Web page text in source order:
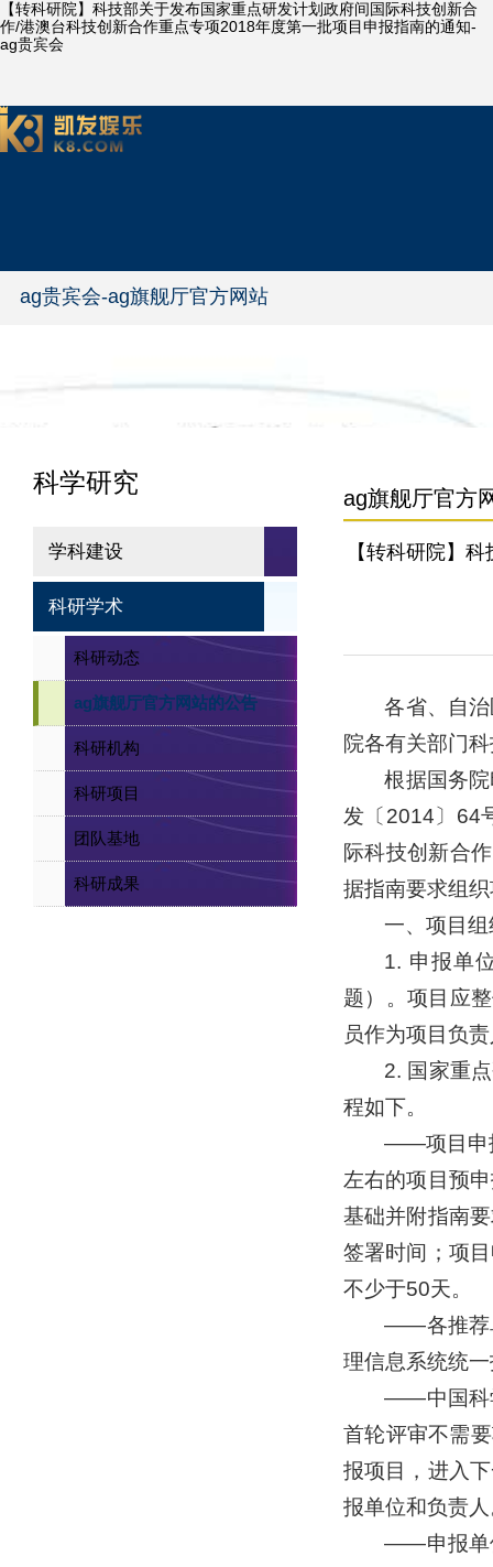
【转科研院】科技部关于发布国家重点研发计划政府间国际科技创新合
作/港澳台科技创新合作重点专项2018年度第一批项目申报指南的通知-
ag贵宾会
ag贵宾会-ag旗舰厅官方网站
科学研究
学科建设
科研学术
科研动态
ag旗舰厅官方网站的公告
科研机构
科研项目
团队基地
科研成果
ag旗舰厅官方
【转科研院】
各省、自
院各有关部门
根据国务
发〔2014〕64
际科技创新合
据指南要求组
一、项目
1. 申报单
题）。项目应
员作为项目负
2. 国家重
程如下。
——项目申
左右的项目预
基础并附指南
签署时间；项
不少于50天。
——各推荐
理信息系统统
——中国科
首轮评审不需
报项目，进入
报单位和负责
——申报单